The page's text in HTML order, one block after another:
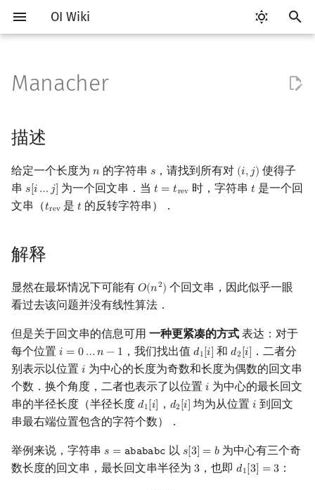
OI Wiki
始
搜
索
Getting Started
关于本项目
如何参与
OI Wiki 不是什么
数学符号表
F.A.Q.
镜像站列表
致谢
比赛相关简介
赛事
题型
学习路线
技巧
常见错误
出题
工具软件简介
代码编辑工具
VS Code
Dev-C++
CLion
Geany
GUIDE
评测工具 Cena
命令行
编译器
WSL (Windows 10)
Special Judge
Testlib
Generator
Polygon
LaTeX 入门
语言基础简介
C++ 基础
变量
文件操作
C++ 标准库 STL 算法
C++ 进阶
值类别
Lambda 表达式
pb_ds
编译优化
Pascal 转 C++ 急救
Python 速成
Java 速成
Java 进阶
算法基础简介
复杂度
枚举
模拟
贪心
排序
冒泡排序
归并排序
堆排序
桶排序
锦标赛排序
前缀和 & 差分
二分
倍增
搜索部分简介
DFS（搜索）
BFS（搜索）
双向搜索
A*
迭代加深搜索
IDA*
回溯法
Dancing Links
优化
动态规划部分简介
动态规划基础
记忆化搜索
背包 DP
DAG 上的 DP
树形 DP
状压 DP
数位 DP
插头 DP
动态 DP
斜率优化
四边形不等式优化
后缀数组简介
最优原地后缀排序算法
描述
解释
解法
朴素算法
Manacher 算法的复杂度
Manacher 算法的实现
分类讨论
统一处理
数学部分简介
布尔代数
数字系统 平衡三进制
位操作
高精度计算
快速幂
置换和排列
弧度制与坐标系
复数
素数
裴蜀定理 & 一次不定方程
费马小定理 & 欧拉定理
模逆元
中国剩余定理
多项式与生成函数
快速傅里叶变换
多项式多点求值|快速插值
多项式初等函数
常系数齐次线性递推
符号化方法
容斥原理
贝尔数
伯努利数
Entringer Number
分拆数
内积和外积
线性基
线性映射
特征多项式
Jordan标准型
环论
随机变量
随机变量的数字特征
零和游戏
非公平组合游戏
高斯消元
数据结构部分简介
栈
队列
链表
并查集
堆
配对堆
块状数据结构
块状链表
单调栈
单调队列
树状数组
李超线段树
Kinetic Tournament Tree
Splay 树
AVL 树
红黑树
左偏红黑树
可持久化块状数组
可持久化平衡树
线段树套平衡树
树状数组套权值线段树
Euler Tour Tree
图论部分简介
图论相关概念
图的存储
DFS（图论）
树上问题
树的中心
虚树
树分治
动态树分治
树哈希
有向无环图
拓扑排序
最短路问题
k 短路
生成树问题
最小直径生成树
拆点
割点和桥
最小割
二分图最大权匹配
一般图最大匹配
计算几何部分简介
二维计算几何基础
三维计算几何基础
距离
三角剖分
凸包
扫描线
旋转卡壳
半平面交
随机增量法
杂项简介
离散化
双指针
离线算法
整体二分
随机化
爬山算法
悬线法
有限状态自动机
计算理论基础
字节顺序
表达式求值
RMQ
并查集应用
括号序列
线段树与离线询问
Manacher
描述
给定一个长度为 𝑛
n 的字符串 𝑠
s ，请找到所有对 (𝑖,𝑗)
(i,j)
使得子
串 𝑠[𝑖…𝑗]
s[i …j ] 为一个回文串．当𝑡 = 𝑡rev
t =trev 时，字符串 𝑡
t 是一个回
文串（𝑡rev
trev是𝑡
t 的反转字符串）．
解释
显然在最坏情况下可能有 𝑂(𝑛2)
O(n2) 个回文串，因此似乎一眼
看过去该问题并没有线性算法．
但是关于回文串的信息可用 一种更紧凑的方式 表达：对于
每个位置 𝑖 = 0…𝑛 − 1
i =0 …n− 1 ，我们找出值 𝑑1[𝑖]
d1[i] 和𝑑2[𝑖]
d2[i ．二者分
别表示以位置 𝑖
i 为中心的长度为奇数和长度为偶数的回文串
个数．换个角度，二者也表示了以位置 𝑖
i 为中心的最长回文
串的半径长度（半径长度 𝑑1[𝑖]
d1[i ， 𝑑2[𝑖]
d2[i 均为从位置𝑖
i 到回文
串最右端位置包含的字符个数）．
举例来说，字符串 𝑠 = 𝚊𝚋𝚊𝚋𝚊𝚋𝚌
s =abababc 以 𝑠[3] = 𝑏
s[3] =b
为中心有三个奇
数长度的回文串，最长回文串半径为 3
3 ，也即 𝑑1[3] = 3
d1[3 =3 ：